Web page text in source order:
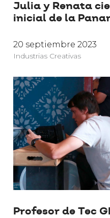
Julia y Renata
inicial de la
20 septiembre 2023
Industrias Creativas
Profesor de Tec